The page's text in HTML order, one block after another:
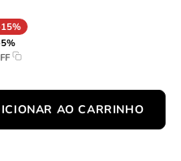
AO CARRINHO